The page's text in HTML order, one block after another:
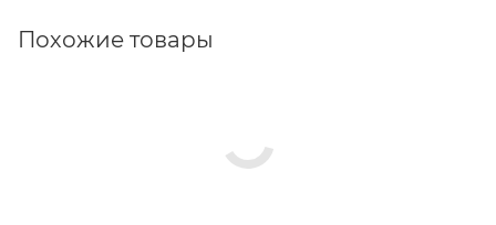
Похожие товары